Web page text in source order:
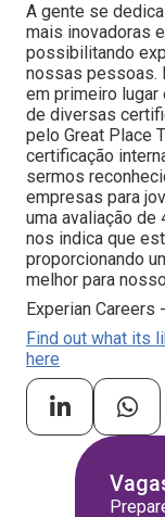
A gente se
mais inovadoras
possibilitando
nossas pessoas.
em primeiro lugar
de diversas
pelo Great Place
certificação
sermos
empresas para
uma avaliação de
nos indica que
proporcionando
melhor para
Experian
Find out what its
here